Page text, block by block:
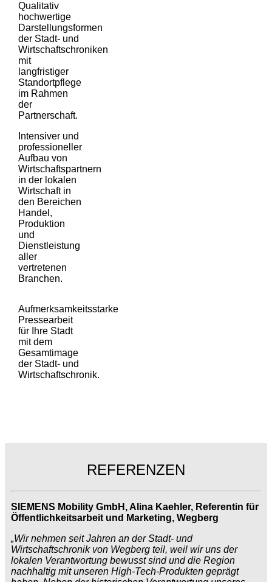
Qualitativ
hochwertige
Darstellungsformen
der Stadt- und
Wirtschaftschroniken
mit
langfristiger
Standortpflege
im Rahmen
der
Partnerschaft.
Intensiver und
professioneller
Aufbau von
Wirtschaftspartnern
in der lokalen
Wirtschaft in
den Bereichen
Handel,
Produktion
und
Dienstleistung
aller
vertretenen
Branchen.
Aufmerksamkeitsstarke
Pressearbeit
für Ihre Stadt
mit dem
Gesamtimage
der Stadt- und
Wirtschaftschronik.
REFERENZEN
SIEMENS Mobility GmbH, Alina Kaehler, Referentin für
Öffentlichkeitsarbeit und Marketing, Wegberg
„Wir nehmen seit Jahren an der Stadt- und
Wirtschaftschronik von Wegberg teil, weil wir uns der
lokalen Verantwortung bewusst sind und die Region
nachhaltig mit unseren High-Tech-Produkten geprägt